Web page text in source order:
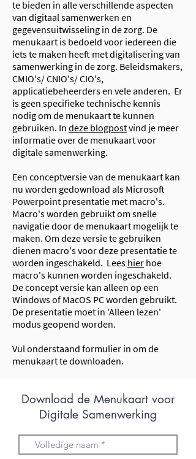
te bieden in alle verschillende aspecten
van digitaal samenwerken en
gegevensuitwisseling in de zorg. De
menukaart is bedoeld voor iedereen die
iets te maken heeft met digitalisering van
samenwerking in de zorg. Beleidsmakers,
CMIO's/ CNIO's/ CIO's,
applicatiebeheerders en vele anderen. Er
is geen specifieke technische kennis
nodig om de menukaart te kunnen
gebruiken. In deze blogpostvind je meer
informatie over de menukaart voor
digitale samenwerking.
Een conceptversie van de menukaart kan
nu worden gedownload als Microsoft
Powerpoint presentatie met macro's.
Macro's worden gebruikt om snelle
navigatie door de menukaart mogelijk te
maken. Om deze versie te gebruiken
dienen macro's voor deze presentatie te
worden ingeschakeld. Lees hier hoe
macro's kunnen worden ingeschakeld.
De concept versie kan alleen op een
Windows of MacOS PC worden gebruikt.
De presentatie moet in 'Alleen lezen'
modus geopend worden.
Vul onderstaand formulier in om de
menukaart te downloaden.
Download de Menukaart voor
Digitale Samenwerking